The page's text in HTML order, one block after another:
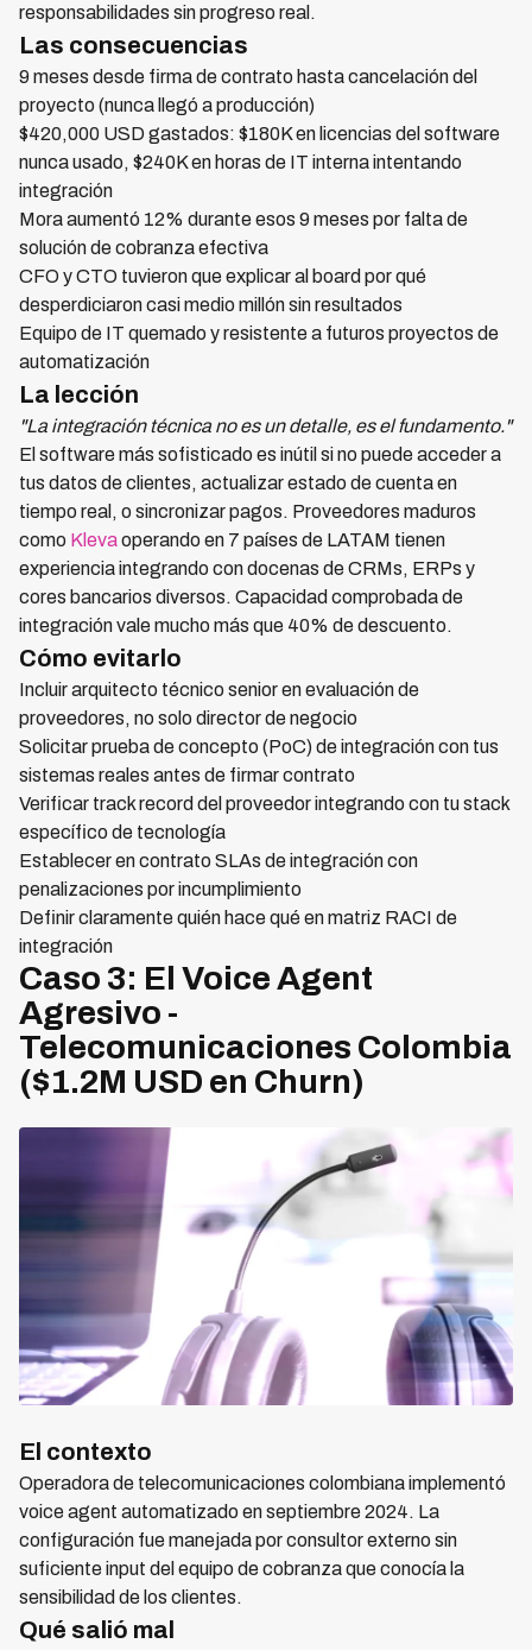
responsabilidades sin progreso real.
Las consecuencias
9 meses desde firma de contrato hasta cancelación del
proyecto (nunca llegó a producción)
$420,000 USD gastados: $180K en licencias del software
nunca usado, $240K en horas de IT interna intentando
integración
Mora aumentó 12% durante esos 9 meses por falta de
solución de cobranza efectiva
CFO y CTO tuvieron que explicar al board por qué
desperdiciaron casi medio millón sin resultados
Equipo de IT quemado y resistente a futuros proyectos de
automatización
La lección
"La integración técnica no es un detalle, es el fundamento."
El software más sofisticado es inútil si no puede acceder a
tus datos de clientes, actualizar estado de cuenta en
tiempo real, o sincronizar pagos. Proveedores maduros
como Klevaoperando en 7 países de LATAM tienen
experiencia integrando con docenas de CRMs, ERPs y
cores bancarios diversos. Capacidad comprobada de
integración vale mucho más que 40% de descuento.
Cómo evitarlo
Incluir arquitecto técnico senior en evaluación de
proveedores, no solo director de negocio
Solicitar prueba de concepto (PoC) de integración con tus
sistemas reales antes de firmar contrato
Verificar track record del proveedor integrando con tu stack
específico de tecnología
Establecer en contrato SLAs de integración con
penalizaciones por incumplimiento
Definir claramente quién hace qué en matriz RACI de
integración
Caso 3: El Voice Agent
Agresivo -
Telecomunicaciones Colombia
($1.2M USD en Churn)
El contexto
Operadora de telecomunicaciones colombiana implementó
voice agent automatizado en septiembre 2024. La
configuración fue manejada por consultor externo sin
suficiente input del equipo de cobranza que conocía la
sensibilidad de los clientes.
Qué salió mal